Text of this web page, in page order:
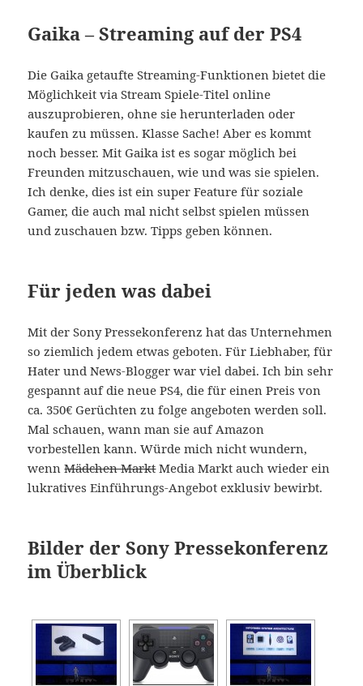
Gaika – Streaming auf der PS4
Die Gaika getaufte Streaming-Funktionen bietet die
Möglichkeit via Stream Spiele-Titel online
auszuprobieren, ohne sie herunterladen oder
kaufen zu müssen. Klasse Sache! Aber es kommt
noch besser. Mit Gaika ist es sogar möglich bei
Freunden mitzuschauen, wie und was sie spielen.
Ich denke, dies ist ein super Feature für soziale
Gamer, die auch mal nicht selbst spielen müssen
und zuschauen bzw. Tipps geben können.
Für jeden was dabei
Mit der Sony Pressekonferenz hat das Unternehmen
so ziemlich jedem etwas geboten. Für Liebhaber, für
Hater und News-Blogger war viel dabei. Ich bin sehr
gespannt auf die neue PS4, die für einen Preis von
ca. 350€ Gerüchten zu folge angeboten werden soll.
Mal schauen, wann man sie auf Amazon
vorbestellen kann. Würde mich nicht wundern,
wennMädchen MarktMedia Markt auch wieder ein
lukratives Einführungs-Angebot exklusiv bewirbt.
Bilder der Sony Pressekonferenz
im Überblick